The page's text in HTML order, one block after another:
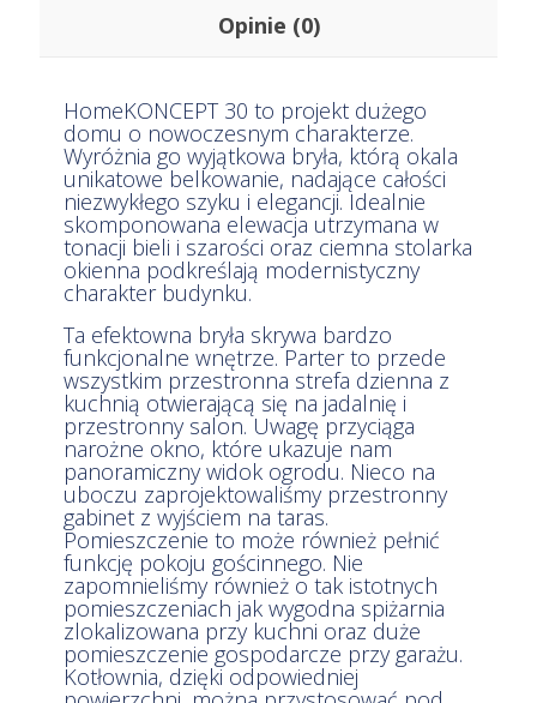
Opinie (0)
HomeKONCEPT 30 to projekt dużego
domu o nowoczesnym charakterze.
Wyróżnia go wyjątkowa bryła, którą okala
unikatowe belkowanie, nadające całości
niezwykłego szyku i elegancji. Idealnie
skomponowana elewacja utrzymana w
tonacji bieli i szarości oraz ciemna stolarka
okienna podkreślają modernistyczny
charakter budynku.
Ta efektowna bryła skrywa bardzo
funkcjonalne wnętrze. Parter to przede
wszystkim przestronna strefa dzienna z
kuchnią otwierającą się na jadalnię i
przestronny salon. Uwagę przyciąga
narożne okno, które ukazuje nam
panoramiczny widok ogrodu. Nieco na
uboczu zaprojektowaliśmy przestronny
gabinet z wyjściem na taras.
Pomieszczenie to może również pełnić
funkcję pokoju gościnnego. Nie
zapomnieliśmy również o tak istotnych
pomieszczeniach jak wygodna spiżarnia
zlokalizowana przy kuchni oraz duże
pomieszczenie gospodarcze przy garażu.
Kotłownia, dzięki odpowiedniej